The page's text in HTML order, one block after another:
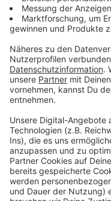
Zoll kontrolliert
Anzeige
Anzeige